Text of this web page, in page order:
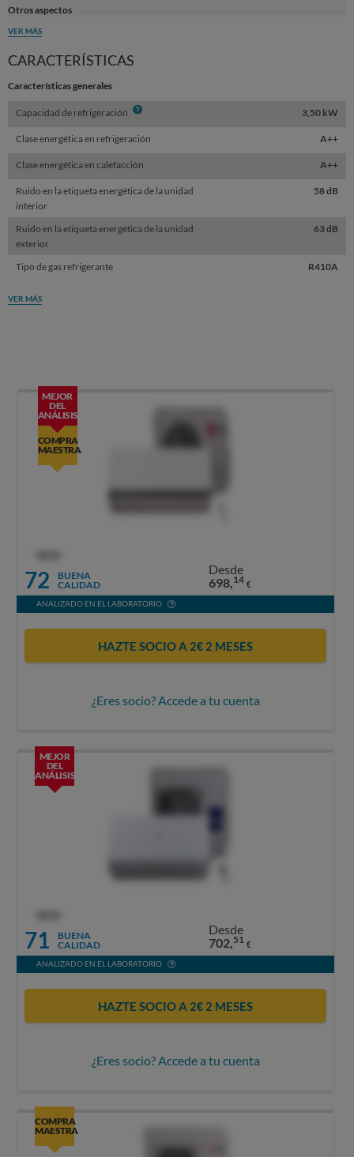
Otros aspectos
VER MÁS
CARACTERÍSTICAS
Características generales
Capacidad de refrigeración Info 3,50 kW
Clase energética en refrigeración A++
Clase energética en calefacción A++
Ruido en la etiqueta energética de la unidad
interior
58 dB
Ruido en la etiqueta energética de la unidad
exterior
63 dB
Tipo de gas refrigerante R410A
VER MÁS
MEJOR
DEL
ANÁLISIS
COMPRA
MAESTRA
72
BUENA
CALIDAD
Desde
698,14 €
ANALIZADO EN EL LABORATORIO
HAZTE SOCIO A 2€ 2 MESES
¿Eres socio? Accede a tu cuenta
MEJOR
DEL
ANÁLISIS
71
BUENA
CALIDAD
Desde
702,51 €
ANALIZADO EN EL LABORATORIO
HAZTE SOCIO A 2€ 2 MESES
¿Eres socio? Accede a tu cuenta
COMPRA
MAESTRA